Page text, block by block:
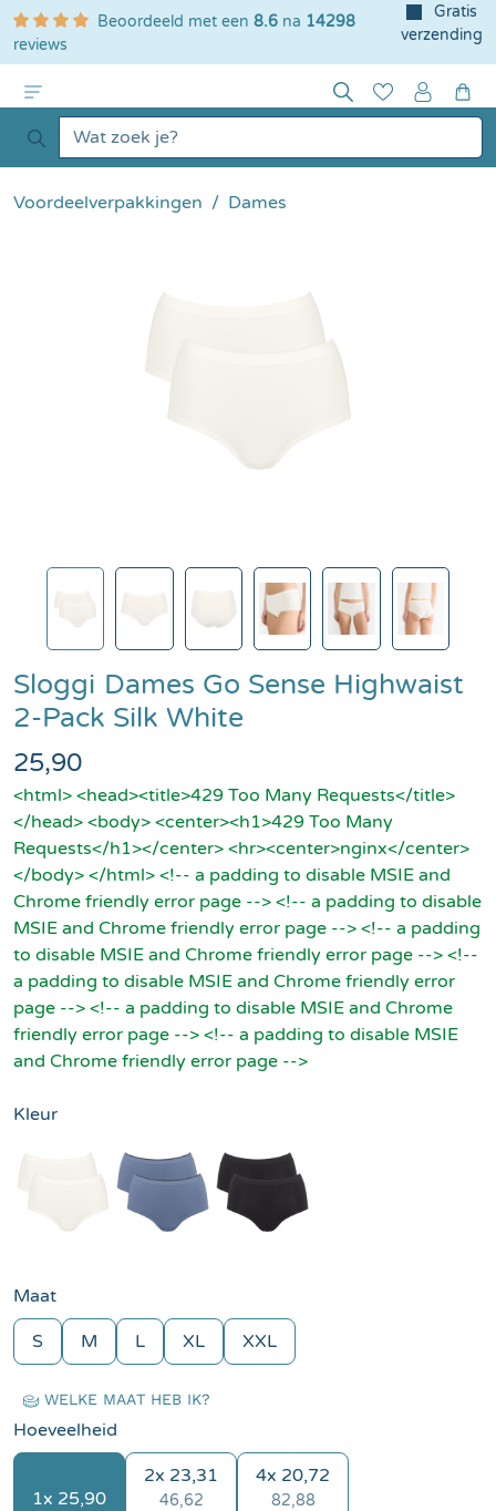
hoofdinhoudBeoordeeld met een 8.6 na 14298
reviews
Gratis
verzending
Voordeelverpakkingen Dames
Sloggi Dames Go Sense Highwaist
2-Pack Silk White
25,90
<html> <head><title>429 Too Many Requests</title>
</head> <body> <center><h1>429 Too Many
Requests</h1></center> <hr><center>nginx</center>
</body> </html> <!-- a padding to disable MSIE and
Chrome friendly error page --> <!-- a padding to disable
MSIE and Chrome friendly error page --> <!-- a padding
to disable MSIE and Chrome friendly error page --> <!--
a padding to disable MSIE and Chrome friendly error
page --> <!-- a padding to disable MSIE and Chrome
friendly error page --> <!-- a padding to disable MSIE
and Chrome friendly error page -->
Kleur
Wit
Blauw
Maat
S M L XL XXL
WELKE MAAT HEB IK?
Hoeveelheid
1x 25,90
2x 23,31
46,62
4x 20,72
82,88